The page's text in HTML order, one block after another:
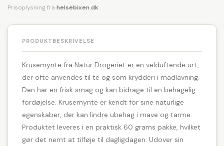
Prisoplysning fra helsebixen.dk
PRODUKTBESKRIVELSE
Krusemynte fra Natur Drogeriet er en velduftende urt,
der ofte anvendes til te og som krydderi i madlavning.
Den har en frisk smag og kan bidrage til en behagelig
fordøjelse. Krusemynte er kendt for sine naturlige
egenskaber, der kan lindre ubehag i mave og tarme.
Produktet leveres i en praktisk 60 grams pakke, hvilket
gør det nemt at tilføje til dagligdagen. Udover sin